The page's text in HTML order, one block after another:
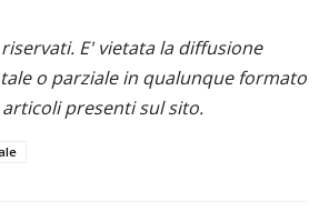
E' vietata la diffusione
o parziale in qualunque formato
presenti sul sito.